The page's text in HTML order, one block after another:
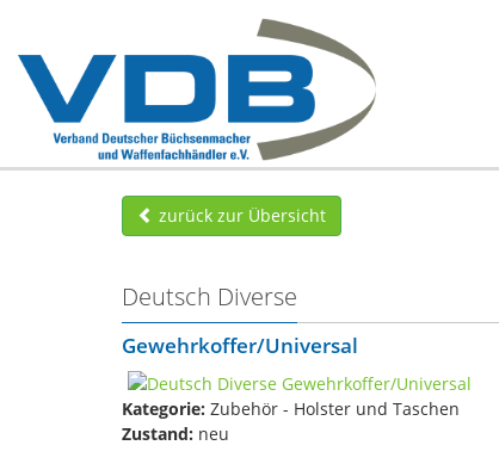
zurück zur Übersicht
Deutsch Diverse
Gewehrkoffer/Universal
Kategorie: Zubehör - Holster und Taschen
Zustand: neu